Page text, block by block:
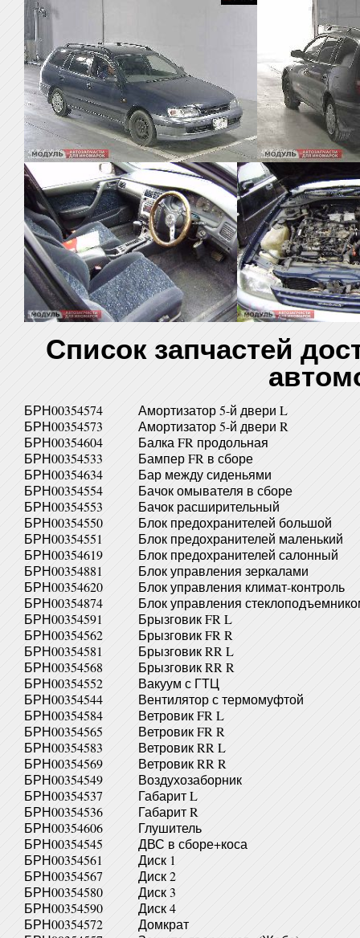
Список запчастей
БРН00354574
Амортизатор 5-й двери L
БРН00354573
Амортизатор 5-й двери R
БРН00354604
Балка FR продольная
БРН00354533
Бампер FR в сборе
БРН00354634
Бар между сиденьями
БРН00354554
Бачок омывателя в сборе
БРН00354553
Бачок расширительный
БРН00354550
Блок предохранителей большой
БРН00354551
Блок предохранителей маленький
БРН00354619
Блок предохранителей салонный
БРН00354881
Блок управления зеркалами
БРН00354620
Блок управления климат-контроль
БРН00354874
Блок управления
БРН00354591
Брызговик FR L
БРН00354562
Брызговик FR R
БРН00354581
Брызговик RR L
БРН00354568
Брызговик RR R
БРН00354552
Вакуум с ГТЦ
БРН00354544
Вентилятор с термомуфтой
БРН00354584
Ветровик FR L
БРН00354565
Ветровик FR R
БРН00354583
Ветровик RR L
БРН00354569
Ветровик RR R
БРН00354549
Воздухозаборник
БРН00354537
Габарит L
БРН00354536
Габарит R
БРН00354606
Глушитель
БРН00354545
ДВС в сборе+коса
БРН00354561
Диск 1
БРН00354567
Диск 2
БРН00354580
Диск 3
БРН00354590
Диск 4
БРН00354572
Домкрат